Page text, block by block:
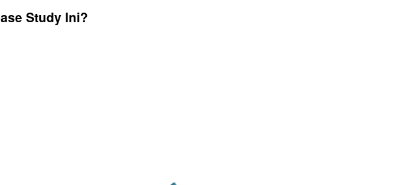
Study Ini?